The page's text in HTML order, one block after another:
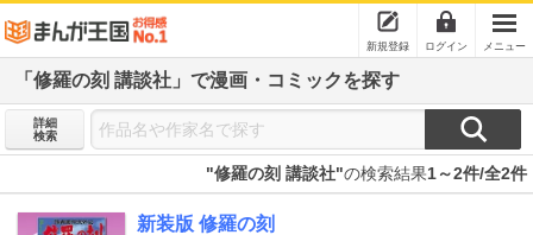
新規登録 ログイン メニュー
「修羅の刻 講談社」で漫画・コミックを探す
詳細
検索
"修羅の刻 講談社"の検索結果1～2件/全2件
新装版 修羅の刻